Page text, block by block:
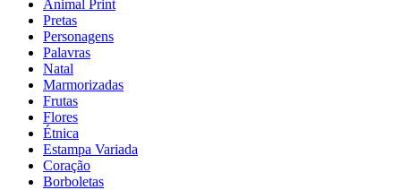
Animal Print
Pretas
Personagens
Palavras
Natal
Marmorizadas
Frutas
Flores
Étnica
Estampa Variada
Coração
Borboletas